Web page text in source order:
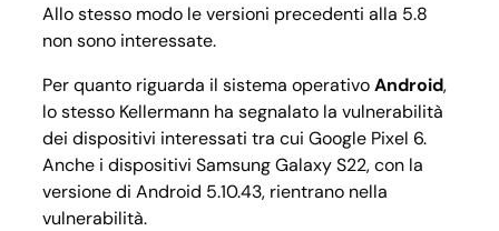
Allo stesso modo le versioni precedenti alla 5.8
non sono interessate.
Per quanto riguarda il sistema operativoAndroid,
lo stesso Kellermann ha segnalato la vulnerabilità
dei dispositivi interessati tra cui Google Pixel 6.
Anche i dispositivi Samsung Galaxy S22, con la
versione di Android 5.10.43, rientrano nella
vulnerabilità.